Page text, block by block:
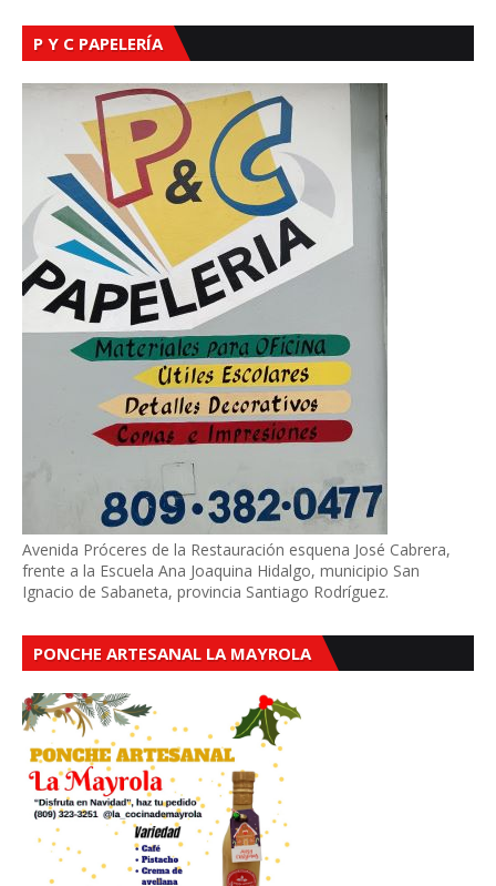
P Y C PAPELERÍA
Avenida Próceres de la Restauración esquena José Cabrera,
frente a la Escuela Ana Joaquina Hidalgo, municipio San
Ignacio de Sabaneta, provincia Santiago Rodríguez.
PONCHE ARTESANAL LA MAYROLA